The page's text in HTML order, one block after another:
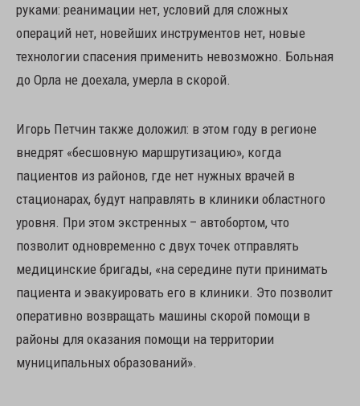
руками: реанимации нет, условий для сложных
операций нет, новейших инструментов нет, новые
технологии спасения применить невозможно. Больная
до Орла не доехала, умерла в скорой.
Игорь Петчин также доложил: в этом году в регионе
внедрят «бесшовную маршрутизацию», когда
пациентов из районов, где нет нужных врачей в
стационарах, будут направлять в клиники областного
уровня. При этом экстренных – автобортом, что
позволит одновременно с двух точек отправлять
медицинские бригады, «на середине пути принимать
пациента и эвакуировать его в клиники. Это позволит
оперативно возвращать машины скорой помощи в
районы для оказания помощи на территории
муниципальных образований».